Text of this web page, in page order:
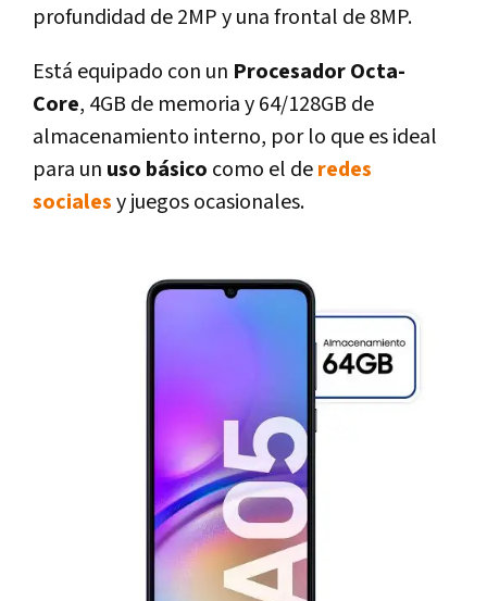
profundidad de 2MP y una frontal de 8MP.
Está equipado con un Procesador Octa-
Core, 4GB de memoria y 64/128GB de
almacenamiento interno, por lo que es ideal
para un uso básico como el deredes
socialesy juegos ocasionales.